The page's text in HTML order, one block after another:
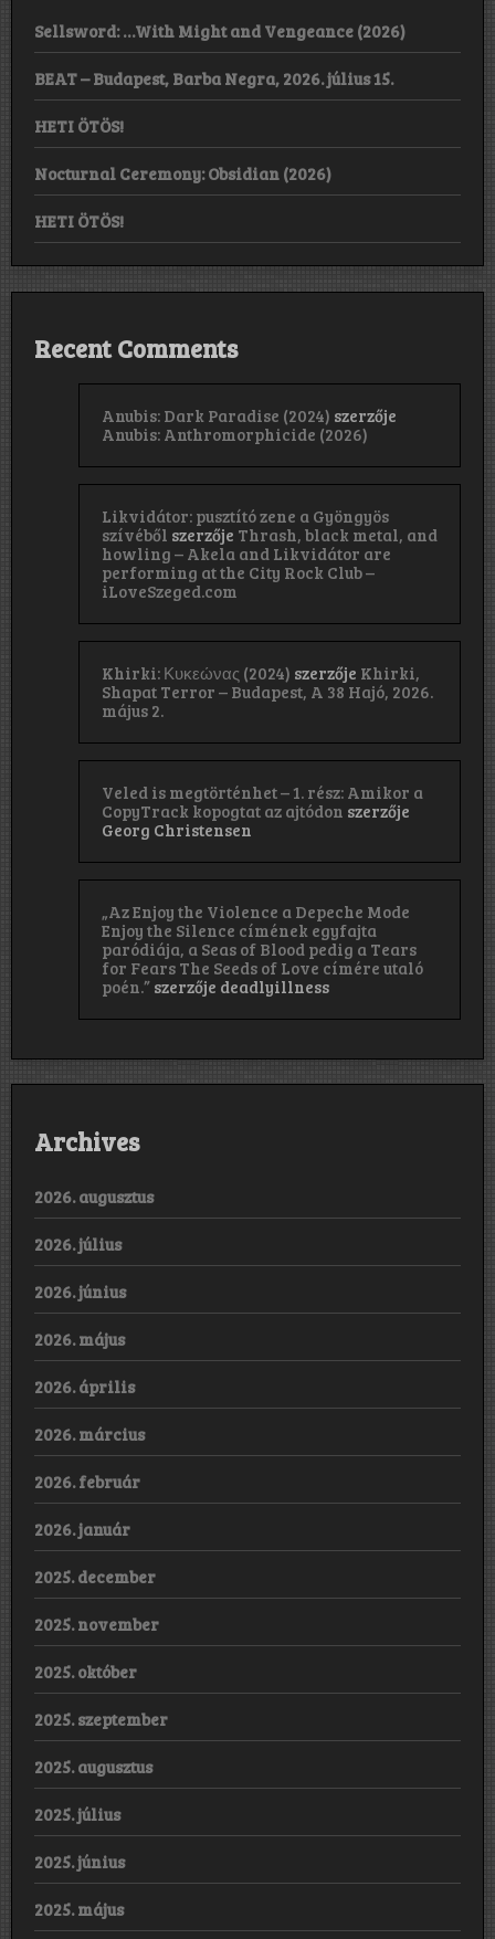
Sellsword: …With Might and Vengeance (2026)
BEAT – Budapest, Barba Negra, 2026. július 15.
HETI ÖTÖS!
Nocturnal Ceremony: Obsidian (2026)
HETI ÖTÖS!
Recent Comments
Anubis: Dark Paradise (2024) szerzője
Anubis: Anthromorphicide (2026)
Likvidátor: pusztító zene a Gyöngyös
szívéből szerzője Thrash, black metal, and
howling – Akela and Likvidátor are
performing at the City Rock Club –
iLoveSzeged.com
Khirki: Κ​υ​κ​ε​ώ​ν​α​ς (2024) szerzője Khirki,
Shapat Terror – Budapest, A 38 Hajó, 2026.
május 2.
Veled is megtörténhet – 1. rész: Amikor a
CopyTrack kopogtat az ajtódon szerzője
Georg Christensen
„Az Enjoy the Violence a Depeche Mode
Enjoy the Silence címének egyfajta
paródiája, a Seas of Blood pedig a Tears
for Fears The Seeds of Love címére utaló
poén.” szerzője deadlyillness
Archives
2026. augusztus
2026. július
2026. június
2026. május
2026. április
2026. március
2026. február
2026. január
2025. december
2025. november
2025. október
2025. szeptember
2025. augusztus
2025. július
2025. június
2025. május